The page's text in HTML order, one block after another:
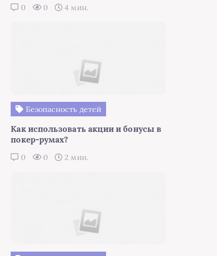
0 0 4 мин.
Безопасность детей
Как использовать акции и бонусы в
покер-румах?
0 0 2 мин.